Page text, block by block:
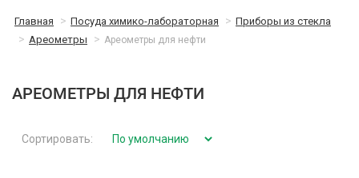
Главная Посуда химико-лабораторная
Приборы из стекла
Ареометры
Ареометры для нефти
АРЕОМЕТРЫ ДЛЯ НЕФТИ
Сортировать: